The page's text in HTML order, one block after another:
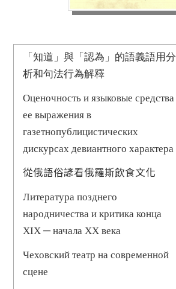
「知道」與「認為」的語義語用分
析和句法行為解釋
Оценочность и языковые средства
ее выражения в
газетнопублицистических
дискурсах девиантного характера
從俄語俗諺看俄羅斯飲食文化
Литература позднего
народничества и критика конца
XIX ─ начала XX века
Чеховский театр на современной
сцене